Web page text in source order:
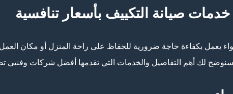
صيانة التكييف بأسعار تنافسية
يعمل بكفاءة حاجة ضرورية للحفاظ على راحة المنزل أو مكان
لك أهم التفاصيل والخدمات التي تقدمها أفضل شركات وفنيي